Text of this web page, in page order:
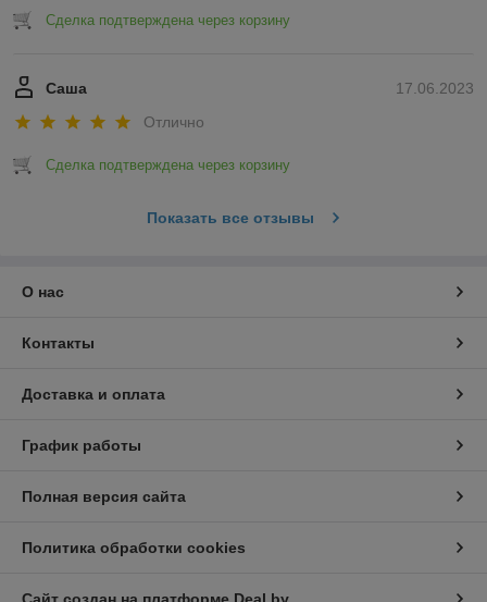
Сделка подтверждена через корзину
17.06.2023
Саша
Отлично
Сделка подтверждена через корзину
Показать все отзывы
О нас
Контакты
Доставка и оплата
График работы
Полная версия сайта
Политика обработки cookies